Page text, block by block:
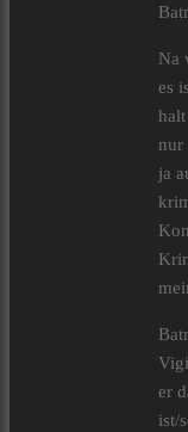
Na
es
nur
ja
er
ist/